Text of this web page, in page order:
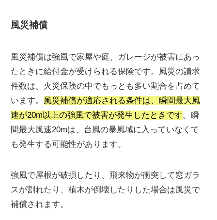
風災補償
風災補償は強風で家屋や庭、ガレージが被害にあっ
たときに給付金が受けられる保険です。風災の請求
件数は、火災保険の中でもっとも多い割合を占めて
います。 風災補償が適応される条件は、瞬間最大風
速が20m以上の強風で被害が発生したときです。瞬
間最大風速20mは、台風の暴風域に入っていなくて
も発生する可能性があります。
強風で屋根が破損したり、飛来物が衝突して窓ガラ
スが割れたり、植木が倒壊したりした場合は風災で
補償されます。